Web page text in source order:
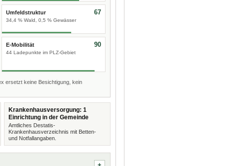
Umfeldstruktur
34,4 % Wald, 0,5 % Gewässer
67
E-Mobilität
44 Ladepunkte im PLZ-Gebiet
90
ersetzt keine Besichtigung, kein
Krankenhausversorgung: 1
Einrichtung in der Gemeinde
Amtliches Destatis-
Krankenhausverzeichnis mit Betten-
und Notfallangaben.